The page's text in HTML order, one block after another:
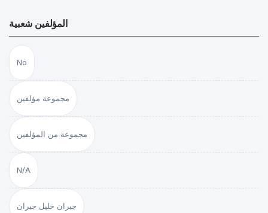
المؤلفين شعبية
No
مجموعة مؤلفين
مجموعة من المؤلفين
N/A
جبران خليل جبران